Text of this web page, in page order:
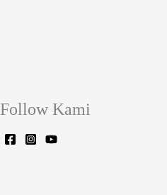
Follow Kami